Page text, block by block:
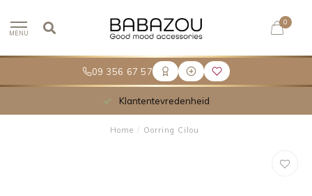
09 356 67 57
MENU
0
Klantentevredenheid
Home / Oorring Cilou